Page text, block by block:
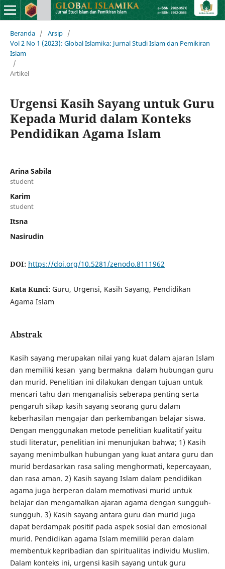
Beranda / Arsip /
Vol 2 No 1 (2023): Global Islamika: Jurnal Studi Islam dan Pemikiran
Islam
/
Artikel
Urgensi Kasih Sayang untuk Guru
Kepada Murid dalam Konteks
Pendidikan Agama Islam
Arina Sabila
student
Karim
student
Itsna
Nasirudin
DOI: https://doi.org/10.5281/zenodo.8111962
Kata Kunci: Guru, Urgensi, Kasih Sayang, Pendidikan
Agama Islam
Abstrak
Kasih sayang merupakan nilai yang kuat dalam ajaran Islam
dan memiliki kesan yang bermakna dalam hubungan guru
dan murid. Penelitian ini dilakukan dengan tujuan untuk
mencari tahu dan menganalisis seberapa penting serta
pengaruh sikap kasih sayang seorang guru dalam
keberhasilan mengajar dan perkembangan belajar siswa.
Dengan menggunakan metode penelitian kualitatif yaitu
studi literatur, penelitian ini menunjukan bahwa; 1) Kasih
sayang menimbulkan hubungan yang kuat antara guru dan
murid berdasarkan rasa saling menghormati, kepercayaan,
dan rasa aman. 2) Kasih sayang Islam dalam pendidikan
agama juga berperan dalam memotivasi murid untuk
belajar dan mengamalkan ajaran agama dengan sungguh-
sungguh. 3) Kasih sayang antara guru dan murid juga
dapat berdampak positif pada aspek sosial dan emosional
murid. Pendidikan agama Islam memiliki peran dalam
membentuk kepribadian dan spiritualitas individu Muslim.
Dalam konteks ini, urgensi kasih sayang untuk guru